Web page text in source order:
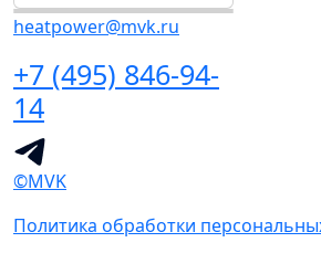
heatpower@mvk.ru
+7 (495) 846-94-
14
©MVK
Политика обработки